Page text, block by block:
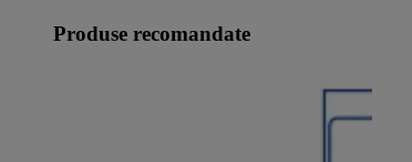
Produse recomandate